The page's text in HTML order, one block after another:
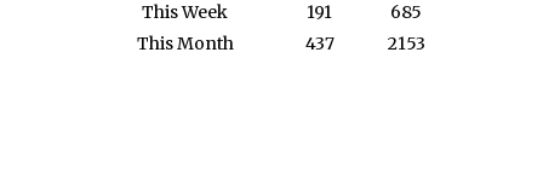
This Week
191
685
This Month
437 2153